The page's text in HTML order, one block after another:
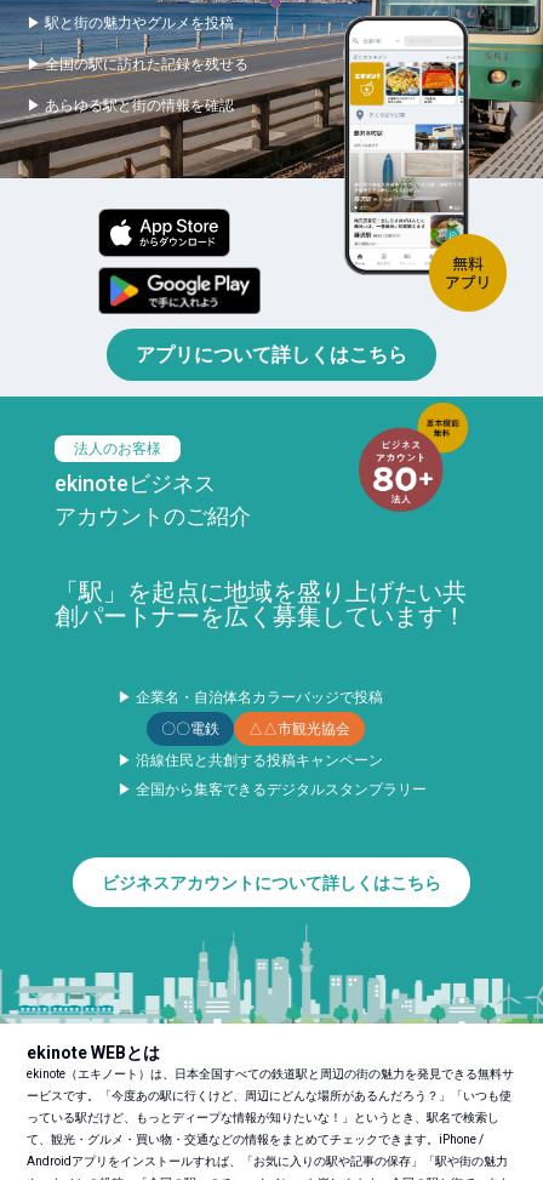
▶ 駅と街の魅力やグルメを投稿
▶ 全国の駅に訪れた記録を残せる
▶ あらゆる駅と街の情報を確認
アプリについて詳しくはこちら
法人のお客様
ekinoteビジネス
アカウントのご紹介
「駅」を起点に地域を盛り上げたい共
創パートナーを広く募集しています！
▶ 企業名・自治体名カラーバッジで投稿
〇〇電鉄
△△市観光協会
▶ 沿線住民と共創する投稿キャンペーン
▶ 全国から集客できるデジタルスタンプラリー
ビジネスアカウントについて詳しくはこちら
ekinote WEBとは
ekinote（エキノート）は、日本全国すべての鉄道駅と周辺の街の魅力を発見できる無料サ
ービスです。「今度あの駅に行くけど、周辺にどんな場所があるんだろう？」「いつも使
っている駅だけど、もっとディープな情報が知りたいな！」というとき、駅名で検索し
て、観光・グルメ・買い物・交通などの情報をまとめてチェックできます。iPhone /
Androidアプリをインストールすれば、「お気に入りの駅や記事の保存」「駅や街の魅力